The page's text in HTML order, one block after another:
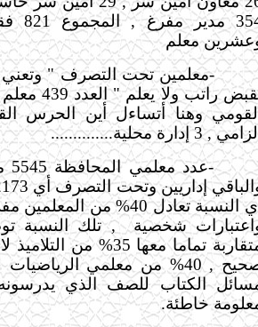
354
معلم
-معلمين تحت التصرف " وتعني
, 3 إدارة محلية
..............
-
أي النسبة تعادل 40% من
شخصية
, تلك النسبة
متقاربة تماما معها 35%
صحيح , 40% من معلمي
الكتاب للصف الذي يدرسونه
خاطئة.